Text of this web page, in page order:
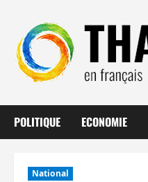
contenu
POLITIQUE ECONOMIE
National